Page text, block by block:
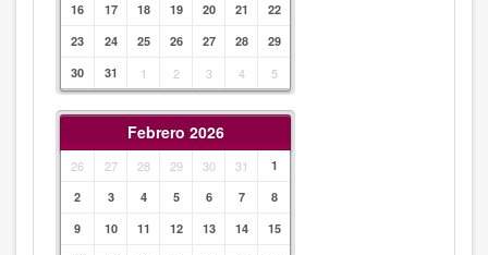
16
17 18 19 20 21
22
23
24 25 26 27 28
29
30
31 1 2 3 4 5
Febrero 2026
26 27 28 29 30 31
1
2
3 4 5 6 7
8
9
10 11 12 13 14
15